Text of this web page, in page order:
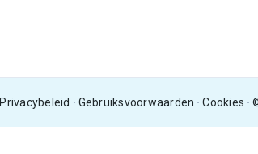
Privacybeleid Gebruiksvoorwaarden Cookies